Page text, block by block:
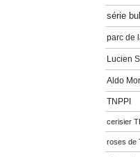
série
parc de
Lucien
Aldo
TNPPI
cerisier
roses de